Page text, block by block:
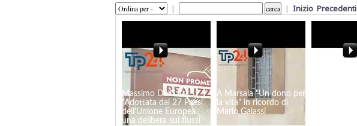
| | Inizio Precedenti
Massimo Dell'Utri:
"Adottata dai 27 Paesi
dell'Unione Europea
una delibera sui flussi
A Marsala "Un dono per
la vita" in ricordo di
Mario Galassi